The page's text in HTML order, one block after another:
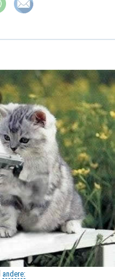
andere: